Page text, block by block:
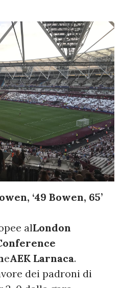
‘49 Bowen, 65’
alLondon
eAEK Larnaca.
dei padroni di